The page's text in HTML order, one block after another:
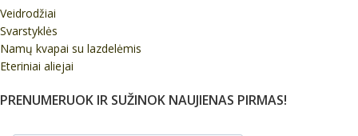
Veidrodžiai
Svarstyklės
Namų kvapai su lazdelėmis
Eteriniai aliejai
PRENUMERUOK IR SUŽINOK NAUJIENAS PIRMAS!